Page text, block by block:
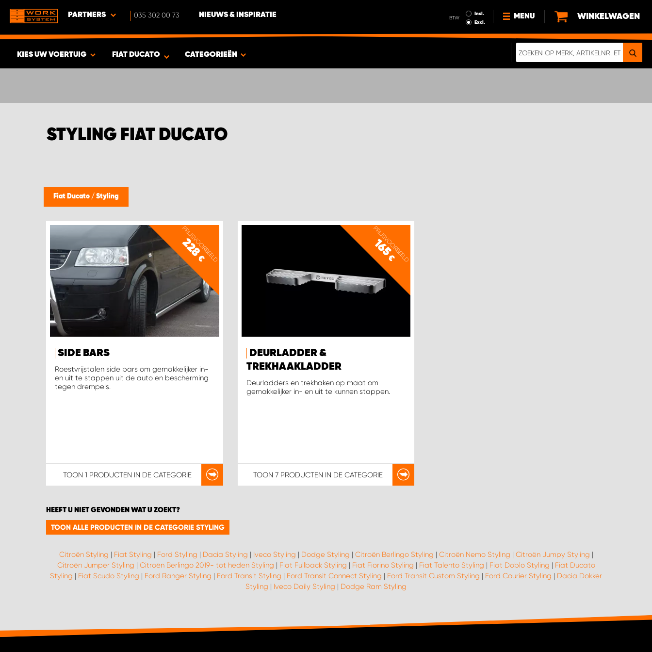
PARTNERS 035 302 00 73 NIEUWS & INSPIRATIE BTW
Incl.
Excl.
MENU
NIEUWS
WINKELWAGEN
KIES UW VOERTUIG
PRODUCTEN
FIAT DUCATO CATEGORIEËN
STYLING FIAT DUCATO
Fiat Ducato / Styling
PRIJSVOORBEELD
228
€
SIDE BARS
Roestvrijstalen side bars om gemakkelijker in-
en uit te stappen uit de auto en bescherming
tegen drempels.
TOON 1 PRODUCTEN IN DE CATEGORIE
PRIJSVOORBEELD
165
€
DEURLADDER &
TREKHAAKLADDER
Deurladders en trekhaken op maat om
gemakkelijker in- en uit te kunnen stappen.
TOON7 PRODUCTEN IN DE CATEGORIE
HEEFT U NIET GEVONDEN WAT U ZOEKT?
TOON ALLE PRODUCTEN IN DE CATEGORIE STYLING
Citroën Styling | Fiat Styling | Ford Styling | Dacia Styling | Iveco Styling | Dodge Styling | Citroën Berlingo Styling | Citroën Nemo Styling | Citroën Jumpy Styling |
Citroën Jumper Styling | Citroën Berlingo 2019- tot heden Styling | Fiat Fullback Styling | Fiat Fiorino Styling | Fiat Talento Styling | Fiat Doblo Styling | Fiat Ducato
Styling | Fiat Scudo Styling | Ford Ranger Styling | Ford Transit Styling | Ford Transit Connect Styling | Ford Transit Custom Styling | Ford Courier Styling | Dacia Dokker
Styling | Iveco Daily Styling | Dodge Ram Styling